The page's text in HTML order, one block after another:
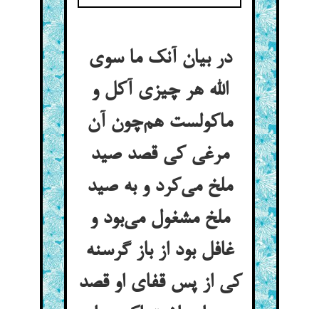
در بیان آنک ما سوی
الله هر چیزی آکل و
ماکولست هم‌چون آن
مرغی کی قصد صید
ملخ می‌کرد و به صید
ملخ مشغول می‌بود و
غافل بود از باز گرسنه
کی از پس قفای او قصد